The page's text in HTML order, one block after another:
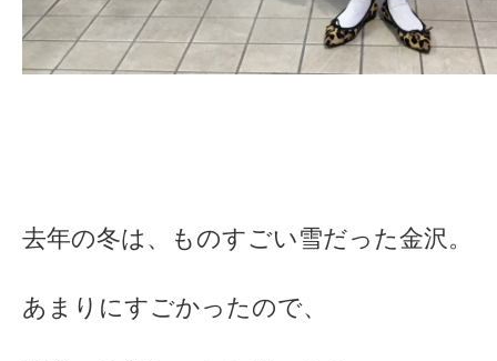
去年の冬は、ものすごい雪だった金沢。
あまりにすごかったので、